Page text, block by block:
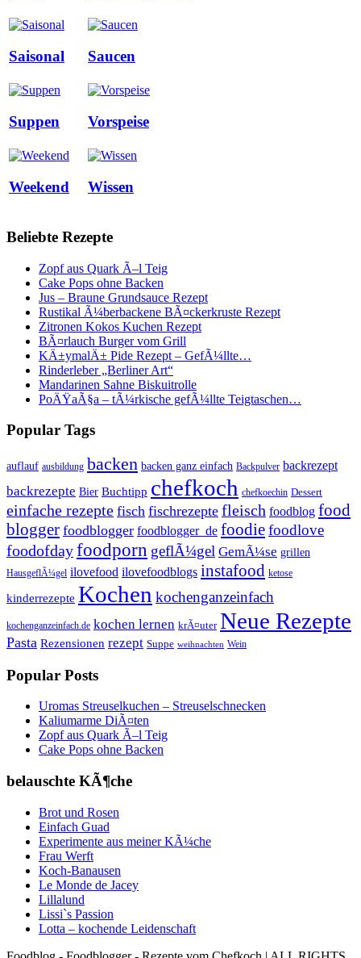
Saisonal Saucen
Suppen Vorspeise
Weekend Wissen
Beliebte Rezepte
Zopf aus Quark Ã–l Teig
Cake Pops ohne Backen
Jus – Braune Grundsauce Rezept
Rustikal Ã¼berbackene BÃ¤ckerkruste Rezept
Zitronen Kokos Kuchen Rezept
BÃ¤rlauch Burger vom Grill
KÄ±ymalÄ± Pide Rezept – GefÃ¼llte…
Rinderleber „Berliner Art“
Mandarinen Sahne Biskuitrolle
PoÄŸaÃ§a – tÃ¼rkische gefÃ¼llte Teigtaschen…
Popular Tags
auflauf ausbildung backen backen ganz einfach Backpulver backrezept
backrezepte Bier Buchtipp chefkoch chefkoechin Dessert
einfache rezepte fisch fischrezepte fleisch foodblog food
blogger foodblogger foodblogger_de foodiefoodlove
foodofdayfoodporn geflÃ¼gel GemÃ¼se grillen
HausgeflÃ¼gel ilovefood ilovefoodblogs instafood ketose
kinderrezepte Kochen kochenganzeinfach
kochenganzeinfach.de kochen lernen krÃ¤uter Neue Rezepte
Pasta Rezensionen rezept Suppe weihnachten Wein
Popular Posts
Uromas Streuselkuchen – Streuselschnecken
Kaliumarme DiÃ¤ten
Zopf aus Quark Ã–l Teig
Cake Pops ohne Backen
belauschte KÃ¶che
Brot und Rosen
Einfach Guad
Experimente aus meiner KÃ¼che
Frau Werft
Koch-Banausen
Le Monde de Jacey
Lillalund
Lissi`s Passion
Lotta – kochende Leidenschaft